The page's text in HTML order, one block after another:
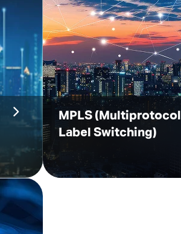
MPLS(Multiprotocol
Label Switching)